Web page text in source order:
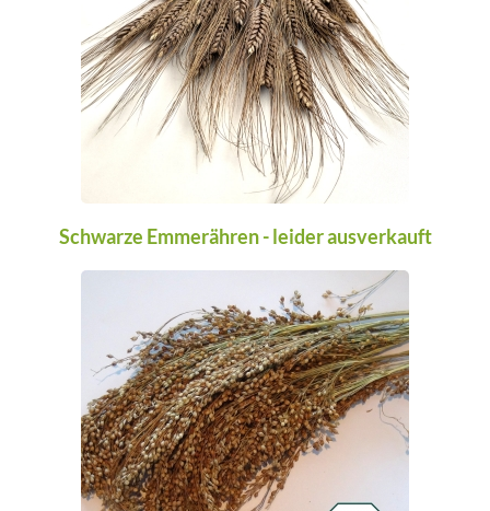
Schwarze Emmerähren - leider ausverkauft